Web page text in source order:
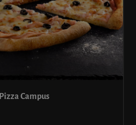
Pizza Campus